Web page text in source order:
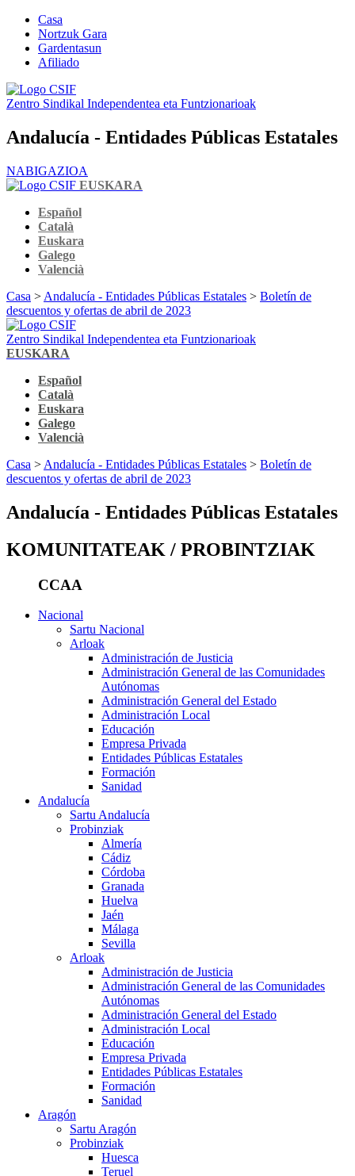
Casa
Nortzuk Gara
Gardentasun
Afiliado
Zentro Sindikal Independentea eta Funtzionarioak
Andalucía - Entidades Públicas Estatales
NABIGAZIOA
EUSKARA
Español
Català
Euskara
Galego
Valencià
Casa > Andalucía - Entidades Públicas Estatales > Boletín de
descuentos y ofertas de abril de 2023
Zentro Sindikal Independentea eta Funtzionarioak
EUSKARA
Español
Català
Euskara
Galego
Valencià
Casa > Andalucía - Entidades Públicas Estatales > Boletín de
descuentos y ofertas de abril de 2023
Andalucía - Entidades Públicas Estatales
KOMUNITATEAK / PROBINTZIAK
CCAA
Nacional
Sartu Nacional
Arloak
Administración de Justicia
Administración General de las Comunidades
Autónomas
Administración General del Estado
Administración Local
Educación
Empresa Privada
Entidades Públicas Estatales
Formación
Sanidad
Andalucía
Sartu Andalucía
Probinziak
Almería
Cádiz
Córdoba
Granada
Huelva
Jaén
Málaga
Sevilla
Arloak
Administración de Justicia
Administración General de las Comunidades
Autónomas
Administración General del Estado
Administración Local
Educación
Empresa Privada
Entidades Públicas Estatales
Formación
Sanidad
Aragón
Sartu Aragón
Probinziak
Huesca
Teruel